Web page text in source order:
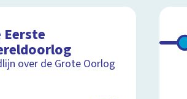
Eerste
over de Grote Oorlog